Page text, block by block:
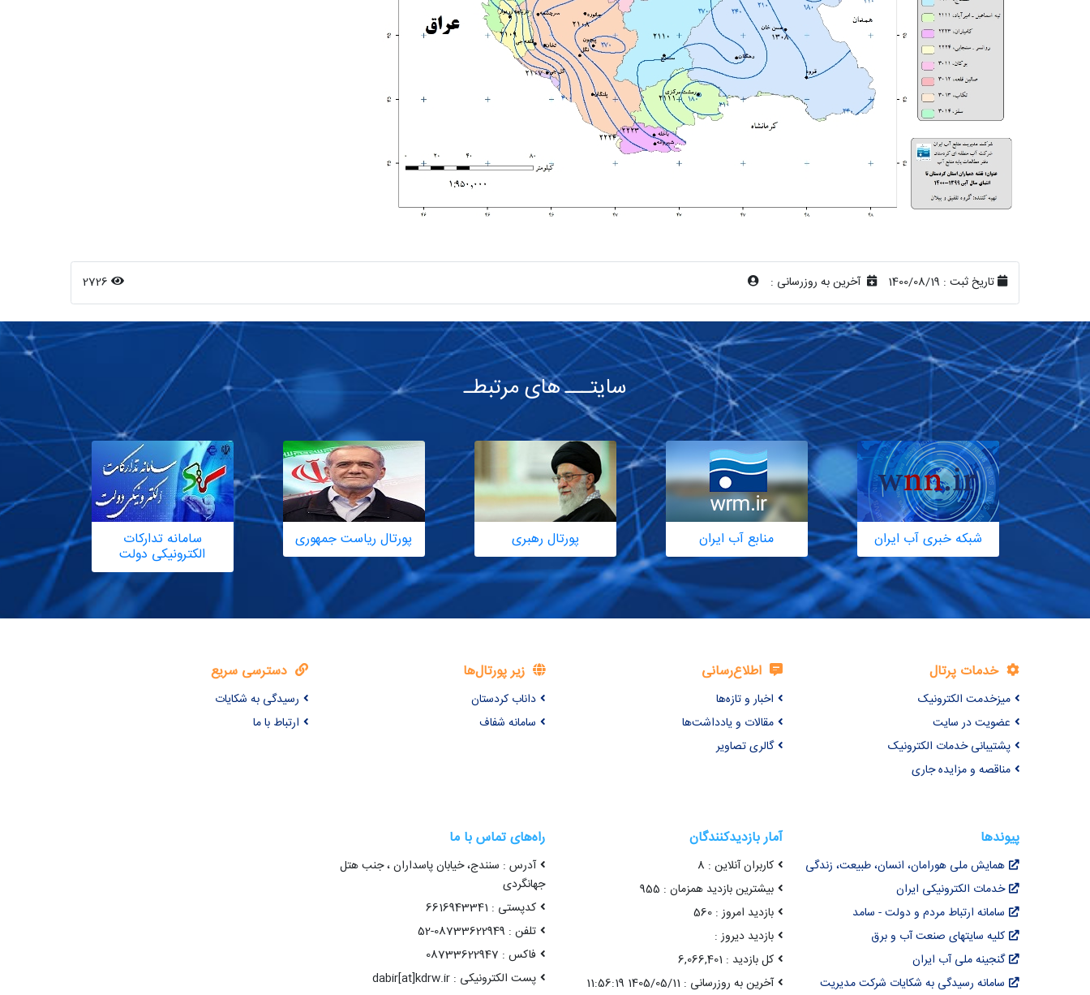
تاریخ ثبت : 1400/08/19 آخرین به روزرسانی : 2726
سایتـــ های مرتبطـ
شبکه خبری آب ایران منابع آب ایران پورتال رهبری پورتال ریاست جمهوری سامانه تدارکات
الکترونیکی دولت
خدمات پرتال
میزخدمت الکترونیک
عضویت در سایت
پشتیبانی خدمات الکترونیک
مناقصه و مزایده جاری
اطلاع‌رسانی
اخبار و تازه‌ها
مقالات و یادداشت‌ها
گالری تصاویر
زیر پورتال‌ها
داناب کردستان
سامانه شفاف
دسترسی سریع
رسیدگی به شکایات
ارتباط با ما
پیوندها
همایش ملی هورامان، انسان، طبیعت، زندگی
خدمات الکترونیکی ایران
سامانه ارتباط مردم و دولت - سامد
کلیه سایتهای صنعت آب و برق
گنجینه ملی آب ایران
سامانه رسیدگی به شکایات شرکت مدیریت
آمار بازدیدکنندگان
کاربران آنلاین : 8
بیشترین بازدید همزمان : 955
بازدید امروز : 560
بازدید دیروز :
کل بازدید : 6,066,401
آخرین به روزرسانی : 1405/05/11 11:56:19
راه‌های تماس با ما
آدرس : سنندج، خیابان پاسداران ، جنب هتل
جهانگردی
کدپستی : 6616943341
تلفن : 08733622949-52
فاکس : 08733622947
پست الکترونیکی : dabir[at]kdrw.ir